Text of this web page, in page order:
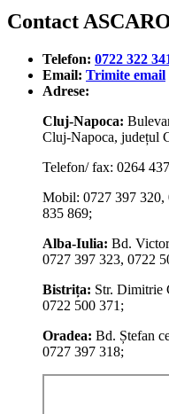
Contact
Telefon: 0722 322
Email: Trimite email
Adrese:
Cluj-Napoca:
Cluj-Napoca, județul
Telefon/ fax: 0264
Mobil: 0727 397 320,
835 869;
Alba-Iulia: Bd.
0727 397 323, 0722
Bistrița: Str. Dimitrie
0722 500 371;
Oradea: Bd. Ștefan
0727 397 318;